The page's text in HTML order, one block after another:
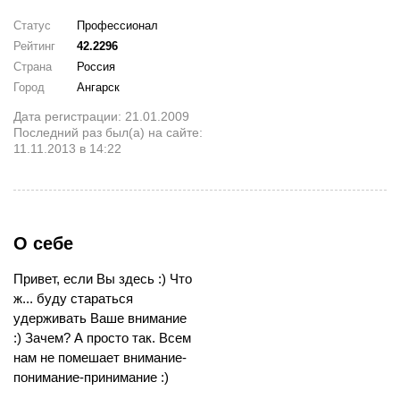
Статус
Профессионал
Рейтинг
42.2296
Страна
Россия
Город
Ангарск
Дата регистрации: 21.01.2009
Последний раз был(а) на сайте:
11.11.2013 в 14:22
О себе
Привет, если Вы здесь :) Что
ж... буду стараться
удерживать Ваше внимание
:) Зачем? А просто так. Всем
нам не помешает внимание-
понимание-принимание :)